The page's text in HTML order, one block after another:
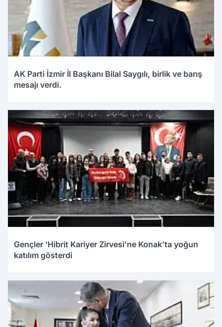
AK Parti İzmir İl Başkanı Bilal Saygılı, birlik ve barış
mesajı verdi.
Gençler 'Hibrit Kariyer Zirvesi'ne Konak’ta yoğun
katılım gösterdi